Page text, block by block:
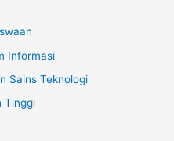
Informasi
Sains Teknologi
Tinggi